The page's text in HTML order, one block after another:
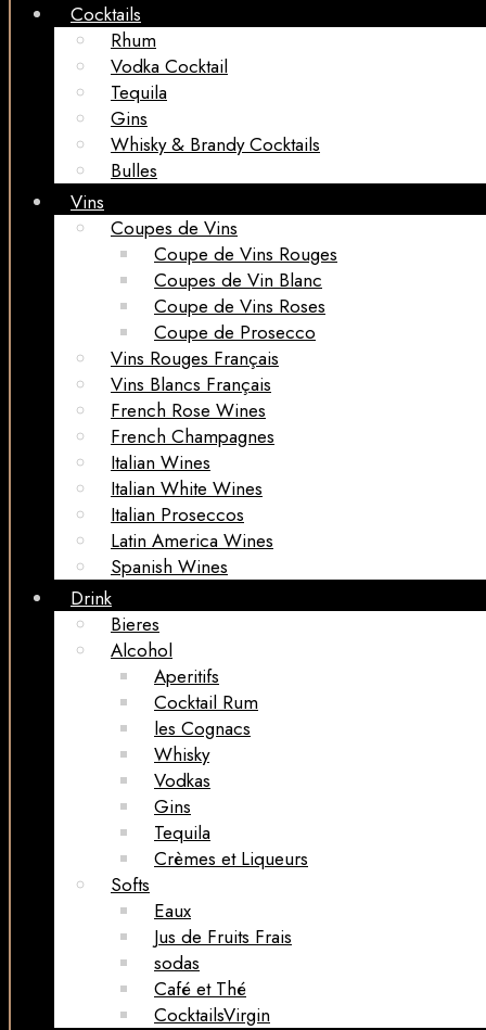
Cocktails
Rhum
Vodka Cocktail
Tequila
Gins
Whisky & Brandy Cocktails
Bulles
Vins
Coupes de Vins
Coupe de Vins Rouges
Coupes de Vin Blanc
Coupe de Vins Roses
Coupe de Prosecco
Vins Rouges Français
Vins Blancs Français
French Rose Wines
French Champagnes
Italian Wines
Italian White Wines
Italian Proseccos
Latin America Wines
Spanish Wines
Drink
Bieres
Alcohol
Aperitifs
Cocktail Rum
les Cognacs
Whisky
Vodkas
Gins
Tequila
Crèmes et Liqueurs
Softs
Eaux
Jus de Fruits Frais
sodas
Café et Thé
CocktailsVirgin​